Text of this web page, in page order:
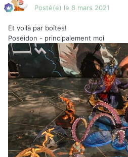
Posté(e) le 8 mars 2021
Et voilà par boîtes!
Poséidon - principalement moi